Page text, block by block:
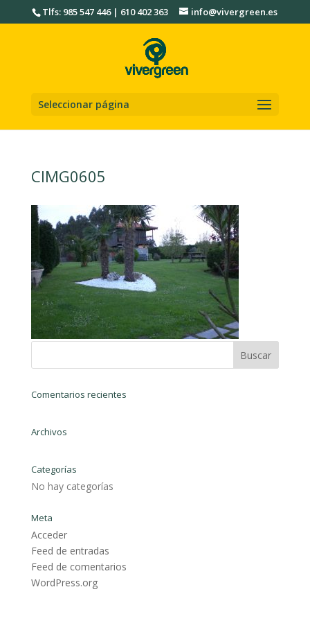
Tlfs: 985 547 446 | 610 402 363 info@vivergreen.es
Seleccionar página
CIMG0605
Comentarios recientes
Archivos
Categorías
No hay categorías
Meta
Acceder
Feed de entradas
Feed de comentarios
WordPress.org